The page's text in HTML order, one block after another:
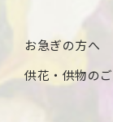
お急ぎの方へ
供花・供物の